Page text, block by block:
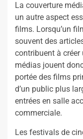
La couverture
un autre aspect
films. Lorsqu’un
souvent des
contribuent à créer
médias jouent
portée des films
d’un public plus
entrées en salle
commerciale.
Les festivals de